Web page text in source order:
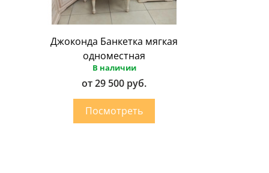
Джоконда Банкетка мягкая
одноместная
В наличии
от 29 500 руб.